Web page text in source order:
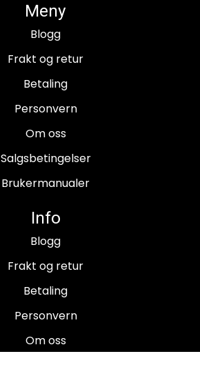
Meny
Blogg
Frakt og retur
Betaling
Personvern
Om oss
Salgsbetingelser
Brukermanualer
Info
Blogg
Frakt og retur
Betaling
Personvern
Om oss